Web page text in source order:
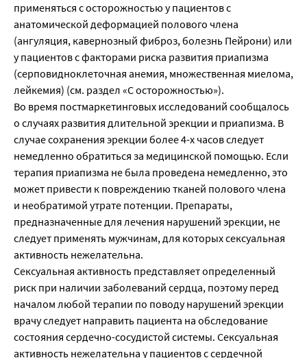
применяться с осторожностью у пациентов с
анатомической деформацией полового члена
(ангуляция, кавернозный фиброз, болезнь Пейрони) или
у пациентов с факторами риска развития приапизма
(серповидноклеточная анемия, множественная миелома,
лейкемия) (см. раздел «С осторожностью»).
Во время постмаркетинговых исследований сообщалось
о случаях развития длительной эрекции и приапизма. В
случае сохранения эрекции более 4-х часов следует
немедленно обратиться за медицинской помощью. Если
терапия приапизма не была проведена немедленно, это
может привести к повреждению тканей полового члена
и необратимой утрате потенции. Препараты,
предназначенные для лечения нарушений эрекции, не
следует применять мужчинам, для которых сексуальная
активность нежелательна.
Сексуальная активность представляет определенный
риск при наличии заболеваний сердца, поэтому перед
началом любой терапии по поводу нарушений эрекции
врачу следует направить пациента на обследование
состояния сердечно-сосудистой системы. Сексуальная
активность нежелательна у пациентов с сердечной